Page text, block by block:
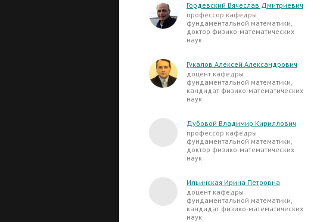
Гордевский Вячеслав Дмитриевич
профессор кафедры
фундаментальной математики,
доктор физико-математических
наук
Гукалов Алексей Александрович
доцент кафедры
фундаментальной математики,
кандидат физико-математических
наук
Дубовой Владимир Кириллович
профессор кафедры
фундаментальной математики,
доктор физико-математических
наук
Ильинская Ирина Петровна
доцент кафедры
фундаментальной математики,
кандидат физико-математических
наук